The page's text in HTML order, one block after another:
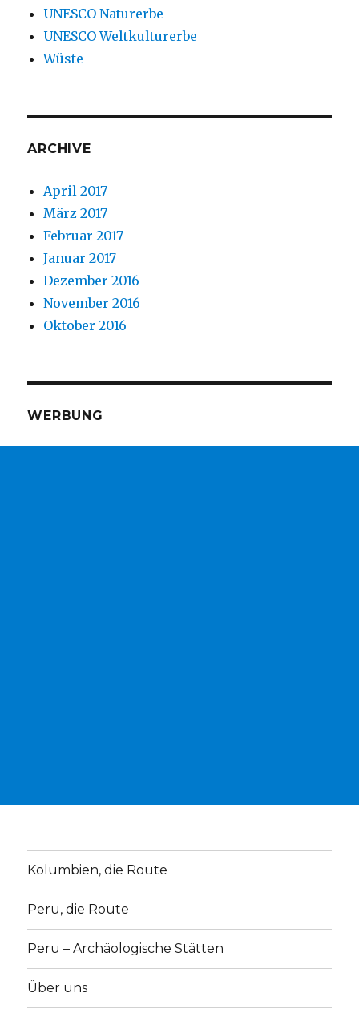
UNESCO Naturerbe
UNESCO Weltkulturerbe
Wüste
ARCHIVE
April 2017
März 2017
Februar 2017
Januar 2017
Dezember 2016
November 2016
Oktober 2016
WERBUNG
Kolumbien, die Route
Peru, die Route
Peru – Archäologische Stätten
Über uns